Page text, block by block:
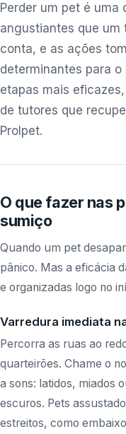
Perder um pet é uma
angustiantes que um
conta, e as ações
determinantes para
etapas mais
de tutores que
Prolpet.
O que fazer nas
sumiço
Quando um pet
pânico. Mas a eficácia
e organizadas logo no
Varredura imediata
Percorra as ruas ao
quarteirões. Chame o
a sons: latidos, miados
escuros. Pets
estreitos, como